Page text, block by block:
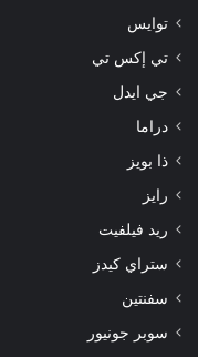
توايس
تي إكس تي
جي ايدل
دراما
ذا بويز
رايز
ريد فيلفيت
ستراي كيدز
سفنتين
سوبر جونيور